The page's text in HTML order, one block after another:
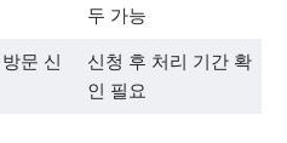
두 가능
문 신
신청 후 처리 기간 확
인 필요